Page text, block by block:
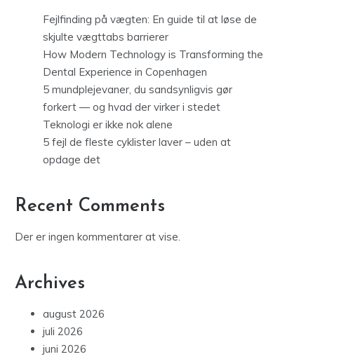
Fejlfinding på vægten: En guide til at løse de
skjulte vægttabs barrierer
How Modern Technology is Transforming the
Dental Experience in Copenhagen
5 mundplejevaner, du sandsynligvis gør
forkert — og hvad der virker i stedet
Teknologi er ikke nok alene
5 fejl de fleste cyklister laver – uden at
opdage det
Recent Comments
Der er ingen kommentarer at vise.
Archives
august 2026
juli 2026
juni 2026